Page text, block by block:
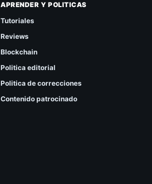
APRENDER Y POLITICAS
Tutoriales
Reviews
Blockchain
Politica editorial
Politica de correcciones
Contenido patrocinado